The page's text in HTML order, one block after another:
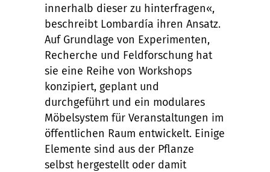
innerhalb dieser zu hinterfragen«,
beschreibt Lombardía ihren Ansatz.
Auf Grundlage von Experimenten,
Recherche und Feldforschung hat
sie eine Reihe von Workshops
konzipiert, geplant und
durchgeführt und ein modulares
Möbelsystem für Veranstaltungen im
öffentlichen Raum entwickelt. Einige
Elemente sind aus der Pflanze
selbst hergestellt oder damit